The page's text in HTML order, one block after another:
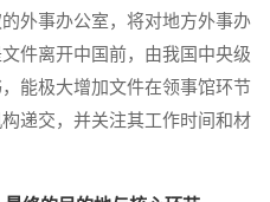
外事办公室，将对地方外事办
件离开中国前，由我国中央级
能极大增加文件在领事馆环节
递交，并关注其工作时间和材